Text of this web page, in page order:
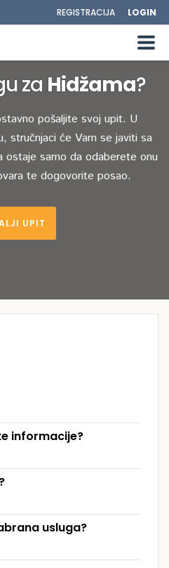
REGISTRACIJA LOGIN
za Hidžama?
pošaljite svoj upit. U
stručnjaci će Vam se javiti sa
ostaje samo da odaberete onu
te dogovorite posao.
UPIT
informacije?
usluga?